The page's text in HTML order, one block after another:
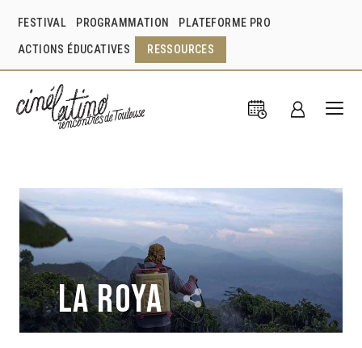
FESTIVAL PROGRAMMATION PLATEFORME PRO
ACTIONS ÉDUCATIVES RESSOURCES
La Roya